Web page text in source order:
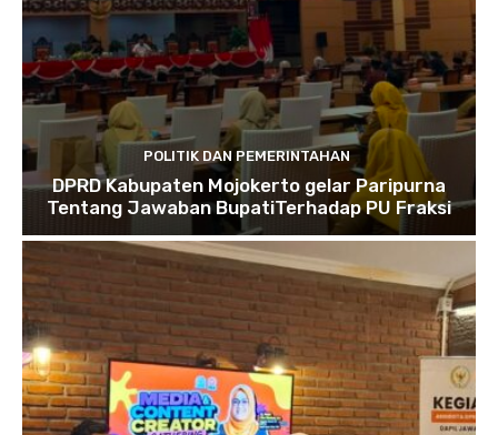
POLITIK DAN PEMERINTAHAN
DPRD Kabupaten Mojokerto gelar Paripurna
Tentang Jawaban BupatiTerhadap PU Fraksi